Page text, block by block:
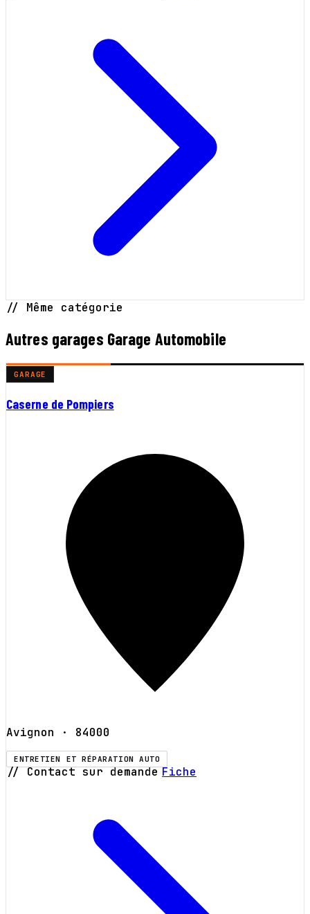
// Même catégorie
Autres garages Garage Automobile
GARAGE
Caserne de Pompiers
Avignon · 84000
ENTRETIEN ET RÉPARATION AUTO
// Contact sur demande Fiche